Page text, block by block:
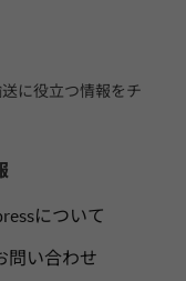
に役立つ情報をチ
について
問い合わせ